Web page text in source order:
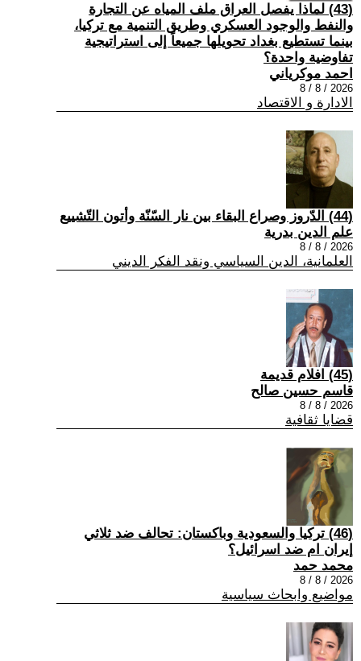
(43) لماذا يفصل العراق ملف المياه عن التجارة
والنفط والوجود العسكري وطريق التنمية مع تركيا،
بينما تستطيع بغداد تحويلها جميعاً إلى استراتيجية
تفاوضية واحدة؟
احمد موكرياني
2026 / 8 / 8
الادارة و الاقتصاد
(44) الدّروز وصراع البقاء بين نار السّنّة وأتون التّشييع
علم الدين بدرية
2026 / 8 / 8
العلمانية، الدين السياسي ونقد الفكر الديني
(45) افلام قديمة
قاسم حسين صالح
2026 / 8 / 8
قضايا ثقافية
(46) تركيا والسعودية وباكستان: تحالف ضد ثلاثي
إيران ام ضد اسرائيل؟
محمد حمد
2026 / 8 / 8
مواضيع وابحاث سياسية